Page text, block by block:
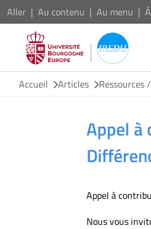
Aller Au contenu Au menu
Accueil
Articles Ressources
Appel à
Appel à
Nous vous